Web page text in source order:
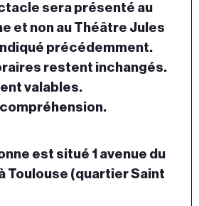
sera présenté au
et non au Théâtre Jules
précédemment.
restent inchangés.
valables.
est situé 1 avenue du
Toulouse (quartier Saint